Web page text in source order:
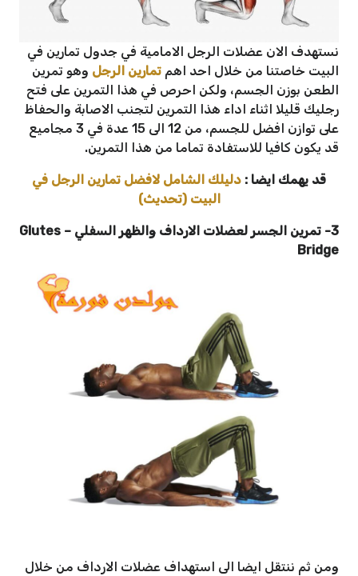
نستهدف الان عضلات الرجل الامامية في جدول تمارين في
البيت خاصتنا من خلال احد اهم تمارين الرجل وهو تمرين
الطعن بوزن الجسم، ولكن احرص في هذا التمرين على فتح
رجليك قليلا اثناء اداء هذا التمرين لتجنب الاصابة والحفاظ
على توازن افضل للجسم، من 12 الى 15 عدة في 3 مجاميع
قد يكون كافيا للاستفادة تماما من هذا التمرين.
قد يهمك ايضا : دليلك الشامل لافضل تمارين الرجل في
البيت (تحديث)
3- تمرين الجسر لعضلات الارداف والظهر السفلي –
Glutes
Bridge
ومن ثم ننتقل ايضا الى استهداف عضلات الارداف من خلال